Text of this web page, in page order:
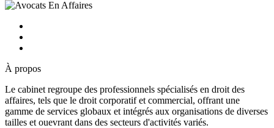
À propos
Le cabinet regroupe des professionnels spécialisés en droit des
affaires, tels que le droit corporatif et commercial, offrant une
gamme de services globaux et intégrés aux organisations de diverses
tailles et ouevrant dans des secteurs d'activités variés.